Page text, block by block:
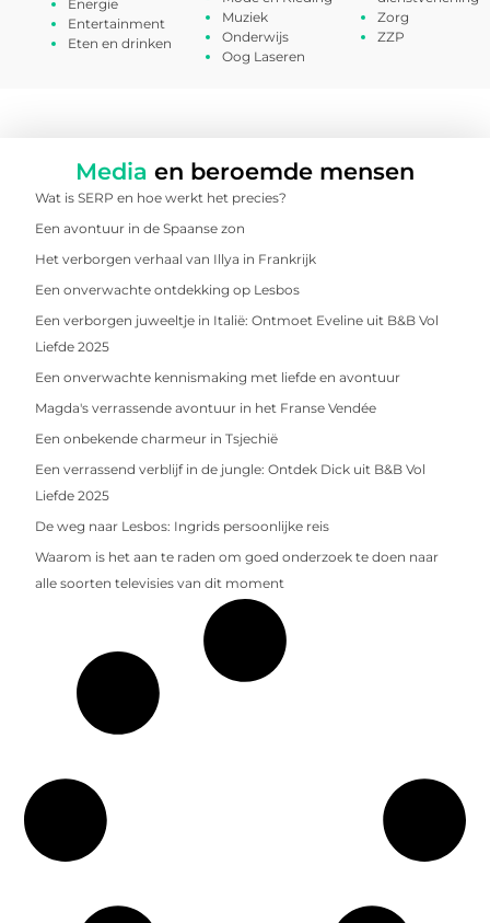
Energie
Entertainment
Eten en drinken
Muziek
Onderwijs
Oog Laseren
Zorg
ZZP
Media en beroemde mensen
Wat is SERP en hoe werkt het precies?
Een avontuur in de Spaanse zon
Het verborgen verhaal van Illya in Frankrijk
Een onverwachte ontdekking op Lesbos
Een verborgen juweeltje in Italië: Ontmoet Eveline uit B&B Vol
Liefde 2025
Een onverwachte kennismaking met liefde en avontuur
Magda's verrassende avontuur in het Franse Vendée
Een onbekende charmeur in Tsjechië
Een verrassend verblijf in de jungle: Ontdek Dick uit B&B Vol
Liefde 2025
De weg naar Lesbos: Ingrids persoonlijke reis
Waarom is het aan te raden om goed onderzoek te doen naar
alle soorten televisies van dit moment